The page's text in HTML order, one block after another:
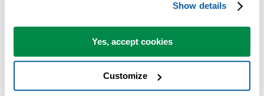
Show details
Yes, accept cookies
Customize
多くの Excel ユーザーが Excel に標準搭載してほしい実用的な
ツール。
Excel の作業をもっと速く、もっと簡単